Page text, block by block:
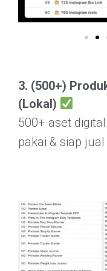
3. (500+)
(Lokal)
500+ aset
pakai & siap jual